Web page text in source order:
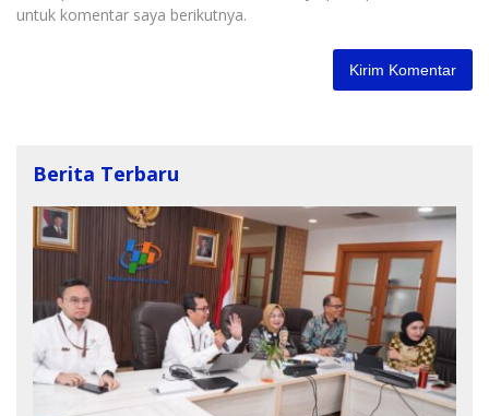
untuk komentar saya berikutnya.
Berita Terbaru